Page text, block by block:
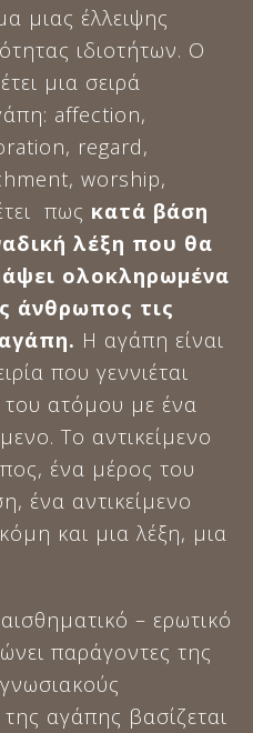
μιας έλλειψης
ιδιοτήτων. Ο
μια σειρά
affection,
regard,
worship,
πως κατά βάση
λέξη που θα
ολοκληρωμένα
άνθρωπος τις
Η αγάπη είναι
που γεννιέται
ατόμου με ένα
Το αντικείμενο
ένα μέρος του
ένα αντικείμενο
και μια λέξη, μια
– ερωτικό
παράγοντες της
αγάπης βασίζεται